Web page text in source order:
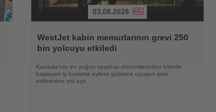
Oku
03.08.2026
WestJet kabin memurlarının grevi 250
bin yolcuyu etkiledi
Kanada'nın en yoğun seyahat dönemlerinden birinde
başlayan iş bırakma eylemi yüzlerce uçuşun iptal
edilmesine yol açtı